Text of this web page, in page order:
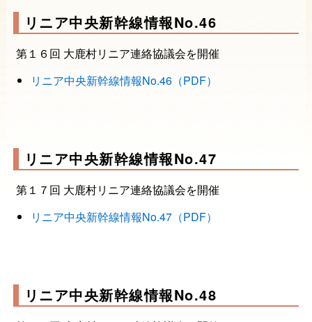
リニア中央新幹線情報No.46
第１６回 大鹿村リニア連絡協議会を開催
リニア中央新幹線情報No.46（PDF）
リニア中央新幹線情報No.47
第１７回 大鹿村リニア連絡協議会を開催
リニア中央新幹線情報No.47（PDF）
リニア中央新幹線情報No.48